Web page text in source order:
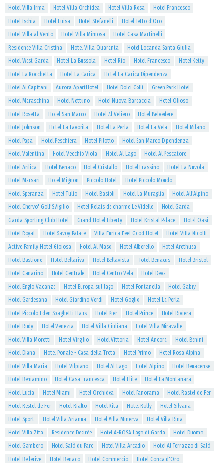
Hotel Villa Irma
Hotel Villa Orchidea Hotel Villa Rosa
Hotel Francesco
Hotel Ischia
Hotel Luisa Hotel Stefanelli
Hotel Tetto d'Oro
Hotel Villa al Vento
Hotel Villa Mimosa
Hotel Casa Martinelli
Residence Villa Cristina
Hotel Villa Quaranta
Hotel Locanda Santa Giulia
Hotel West Garda
Hotel La Bussola Hotel Rio Hotel Francesco
Hotel Ketty
Hotel La Rocchetta
Hotel La Carica
Hotel La Carica Dipendenza
Hotel Ai Capitani
Aurora ApartHotel Hotel Dolci Colli
Green Park Hotel
Hotel Maraschina
Hotel Nettuno Hotel Nuova Barcaccia
Hotel Olioso
Hotel Rosetta
Hotel San Marco Hotel Al Veliero
Hotel Belvedere
Hotel Johnson
Hotel La Favorita Hotel La Perla Hotel La Vela
Hotel Milano
Hotel Papa
Hotel Peschiera Hotel Pilotto
Hotel San Marco Dipendenza
Hotel Valentina
Hotel Vecchio Viola Hotel Al Lago
Hotel Al Pescatore
Hotel Arilica
Hotel Benaco Hotel Cristallo Hotel Frassino
Hotel La Nuvola
Hotel Marsari
Hotel Mignon Piccolo Hotel
Hotel Piccolo Mondo
Hotel Speranza
Hotel Tulio Hotel Basioli Hotel La Muraglia
Hotel All'Alpino
Hotel Chervo' Golf S.Vigilio
Hotel Relais de charme Le Videlle
Hotel Garda
Garda Sporting Club Hotel
Grand Hotel Liberty Hotel Kristal Palace
Hotel Oasi
Hotel Royal
Hotel Savoy Palace Villa Enrica Feel Good Hotel
Hotel Villa Nicolli
Active Family Hotel Gioiosa
Hotel Al Maso Hotel Alberello
Hotel Arethusa
Hotel Bastione
Hotel Bellariva Hotel Bellavista Hotel Benacus
Hotel Bristol
Hotel Canarino
Hotel Centrale Hotel Centro Vela
Hotel Deva
Hotel Englo Vacanze
Hotel Europa sul lago Hotel Fontanella
Hotel Gabry
Hotel Gardesana
Hotel Giardino Verdi Hotel Goglio
Hotel La Perla
Hotel Piccolo Eden Spaghetti Haus
Hotel Pier Hotel Prince
Hotel Riviera
Hotel Rudy
Hotel Venezia Hotel Villa Giuliana
Hotel Villa Miravalle
Hotel Villa Moretti
Hotel Virgilio Hotel Vittoria Hotel Ancora
Hotel Benini
Hotel Diana
Hotel Ponale - Casa della Trota Hotel Primo
Hotel Rosa Alpina
Hotel Villa Maria
Hotel Vilpiano Hotel Al Lago Hotel Alpino
Hotel Benacense
Hotel Beniamino
Hotel Casa Francesca Hotel Elite
Hotel La Montanara
Hotel Lucia
Hotel Miami Hotel Orchidea Hotel Panorama
Hotel Rastel de Fer
Hotel Restel de Fer
Hotel Rialto Hotel Rita Hotel Rolly
Hotel Silvana
Hotel Sport
Hotel Villa Arianna Hotel Villa Minerva
Hotel Villa Rina
Hotel Villa Zita
Residence Desirèe Hotel A-ROSA Lago di Garda
Hotel Duomo
Hotel Gambero
Hotel Salò du Parc Hotel Villa Arcadio
Hotel Al Terrazzo di Salò
Hotel Bellerive
Hotel Benaco Hotel Commercio Hotel Conca d'Oro